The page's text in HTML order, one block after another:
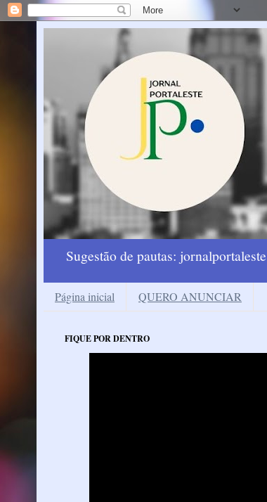
Sugestão de pautas:
Página inicial QUERO ANUNCIAR
FIQUE POR DENTRO